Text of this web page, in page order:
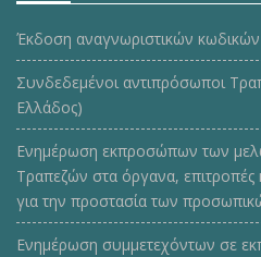
Έκδοση αναγνωριστικών κωδικών
Συνδεδεμένοι αντιπρόσωποι
Ελλάδος)
Ενημέρωση εκπροσώπων των
Τραπεζών στα όργανα, επιτροπές
για την προστασία των
Ενημέρωση συμμετεχόντων σε